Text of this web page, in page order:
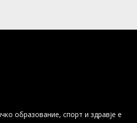
образование, спорт и здравје е